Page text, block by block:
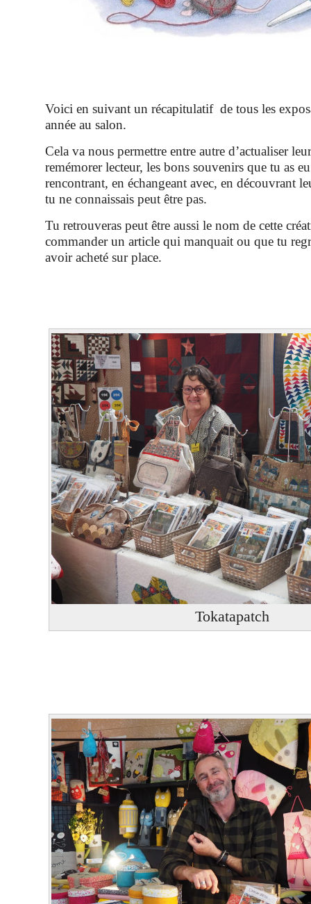
Voici en suivant un récapitulatif de tous les
année au salon.
Cela va nous permettre entre autre d’actualiser
remémorer lecteur, les bons souvenirs que tu as
rencontrant, en échangeant avec, en découvrant
tu ne connaissais peut être pas.
Tu retrouveras peut être aussi le nom de cette
commander un article qui manquait ou que tu
avoir acheté sur place.
Tokatapatch